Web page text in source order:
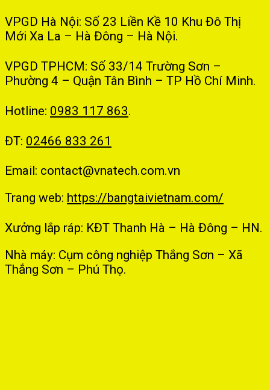
VPGD Hà Nội: Số 23 Liền Kề 10 Khu Đô Thị
Mới Xa La – Hà Đông – Hà Nội.
VPGD TPHCM: Số 33/14 Trường Sơn –
Phường 4 – Quận Tân Bình – TP Hồ Chí Minh.
Hotline: 0983 117 863.
ĐT: 02466 833 261
Email: contact@vnatech.com.vn
Trang web: https://bangtaivietnam.com/
Xưởng lắp ráp: KĐT Thanh Hà – Hà Đông – HN.
Nhà máy: Cụm công nghiệp Thắng Sơn – Xã
Thắng Sơn – Phú Thọ.